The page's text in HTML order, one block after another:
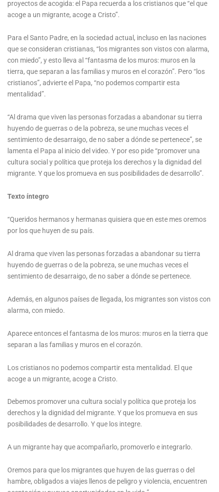
proyectos de acogida: el Papa recuerda a los cristianos que “el que
acoge a un migrante, acoge a Cristo”.
Para el Santo Padre, en la sociedad actual, incluso en las naciones
que se consideran cristianas, “los migrantes son vistos con alarma,
con miedo”, y esto lleva al “fantasma de los muros: muros en la
tierra, que separan a las familias y muros en el corazón”. Pero “los
cristianos”, advierte el Papa, “no podemos compartir esta
mentalidad”.
“Al drama que viven las personas forzadas a abandonar su tierra
huyendo de guerras o de la pobreza, se une muchas veces el
sentimiento de desarraigo, de no saber a dónde se pertenece”, se
lamenta el Papa al inicio del video. Y por eso pide “promover una
cultura social y política que proteja los derechos y la dignidad del
migrante. Y que los promueva en sus posibilidades de desarrollo”.
Texto íntegro
“Queridos hermanos y hermanas quisiera que en este mes oremos
por los que huyen de su país.
Al drama que viven las personas forzadas a abandonar su tierra
huyendo de guerras o de la pobreza, se une muchas veces el
sentimiento de desarraigo, de no saber a dónde se pertenece.
Además, en algunos países de llegada, los migrantes son vistos con
alarma, con miedo.
Aparece entonces el fantasma de los muros: muros en la tierra que
separan a las familias y muros en el corazón.
Los cristianos no podemos compartir esta mentalidad. El que
acoge a un migrante, acoge a Cristo.
Debemos promover una cultura social y política que proteja los
derechos y la dignidad del migrante. Y que los promueva en sus
posibilidades de desarrollo. Y que los integre.
A un migrante hay que acompañarlo, promoverlo e integrarlo.
Oremos para que los migrantes que huyen de las guerras o del
hambre, obligados a viajes llenos de peligro y violencia, encuentren